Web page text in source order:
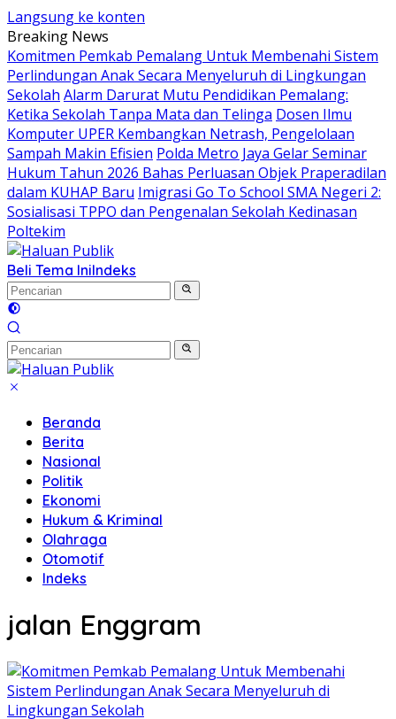
Langsung ke konten
Breaking News
Komitmen Pemkab Pemalang Untuk Membenahi Sistem
Perlindungan Anak Secara Menyeluruh di Lingkungan
Sekolah Alarm Darurat Mutu Pendidikan Pemalang:
Ketika Sekolah Tanpa Mata dan Telinga Dosen Ilmu
Komputer UPER Kembangkan Netrash, Pengelolaan
Sampah Makin Efisien Polda Metro Jaya Gelar Seminar
Hukum Tahun 2026 Bahas Perluasan Objek Praperadilan
dalam KUHAP Baru Imigrasi Go To School SMA Negeri 2:
Sosialisasi TPPO dan Pengenalan Sekolah Kedinasan
Poltekim
Beli Tema IniIndeks
Beranda
Berita
Nasional
Politik
Ekonomi
Hukum & Kriminal
Olahraga
Otomotif
Indeks
jalan Enggram